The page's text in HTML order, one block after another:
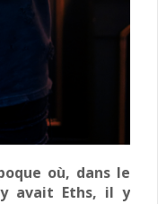
où, dans le
avait Eths, il y